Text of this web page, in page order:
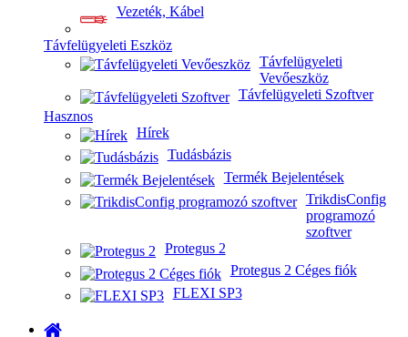
Vezeték, Kábel
Távfelügyeleti Eszköz
Távfelügyeleti
Vevőeszköz
Távfelügyeleti Szoftver
Hasznos
Hírek
Tudásbázis
Termék Bejelentések
TrikdisConfig
programozó
szoftver
Protegus 2
Protegus 2 Céges fiók
FLEXI SP3